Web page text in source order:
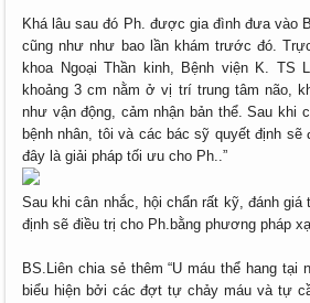
Khá lâu sau đó Ph. được gia đình đưa vào
cũng như như bao lần khám trước đó.
khoa Ngoại Thần kinh, Bệnh viện K. TS
khoảng 3 cm nằm ở vị trí trung tâm não,
như vận động, cảm nhận bản thể. Sau khi
bệnh nhân, tôi và các bác sỹ quyết định
đây là giải pháp tối ưu cho Ph..”
Sau khi cân nhắc, hội chẩn rất kỹ, đánh
định sẽ điều trị cho Ph.bằng phương pháp
BS.Liên chia sẻ thêm “U máu thể hang
biểu hiện bởi các đợt tự chảy máu và tự